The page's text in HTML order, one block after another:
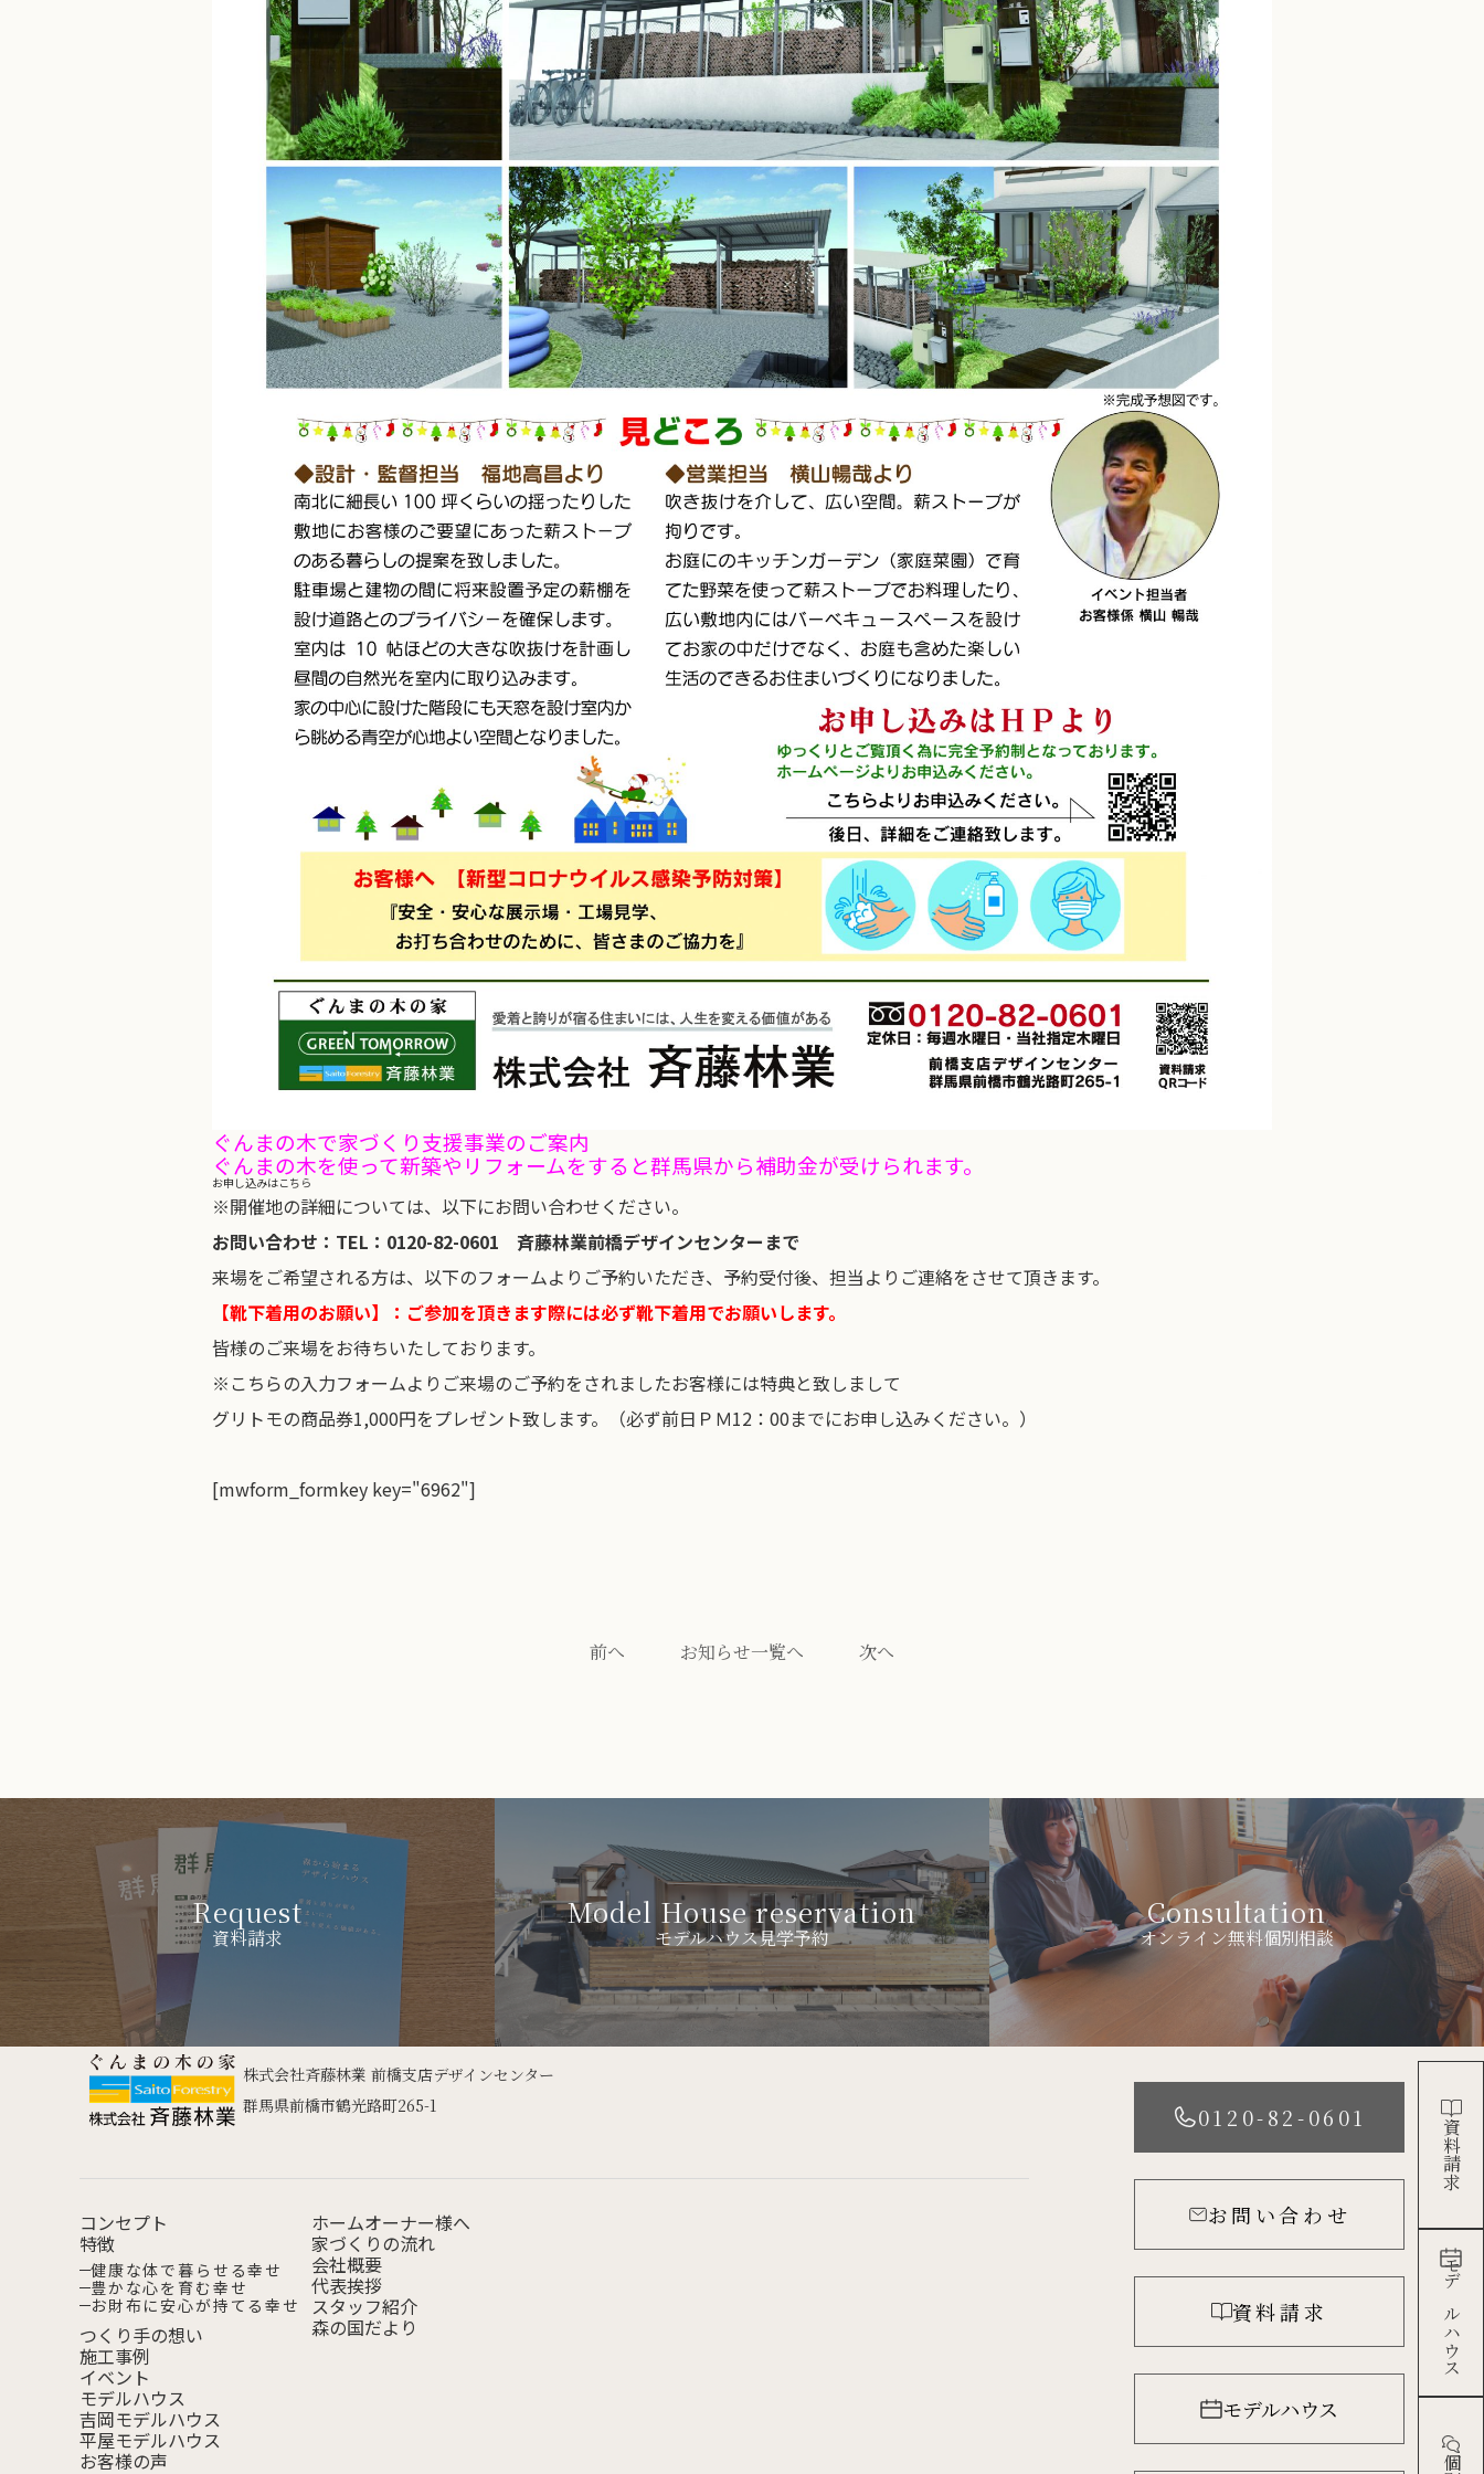
ぐんまの木で家づくり支援事業のご案内
ぐんまの木を使って新築やリフォームをすると群馬県から補助金が受けられます。
お申し込みはこちら
※開催地の詳細については、以下にお問い合わせください。
お問い合わせ：TEL：0120-82-0601 斉藤林業前橋デザインセンターまで
来場をご希望される方は、以下のフォームよりご予約いただき、予約受付後、担当よりご連絡をさせて頂きます。
【靴下着用のお願い】：ご参加を頂きます際には必ず靴下着用でお願いします。
皆様のご来場をお待ちいたしております。
※こちらの入力フォームよりご来場のご予約をされましたお客様には特典と致しまして
グリトモの商品券1,000円をプレゼント致します。（必ず前日ＰＭ12：00までにお申し込みください。）
[mwform_formkey key="6962"]
前へ お知らせ一覧へ 次へ
Request
資料請求
Model House reservation
モデルハウス見学予約
Consultation
オンライン無料個別相談
資料請求
モデルハウス
株式会社斉藤林業 前橋支店デザインセンター
群馬県前橋市鶴光路町265-1
コンセプト
特徴
健康な体で暮らせる幸せ
豊かな心を 育む幸せ
お財布に安心が持てる幸せ
つくり手の想い
施工事例
イベント
モデルハウス
吉岡モデルハウス
平屋モデルハウス
お客様の声
ホームオーナー様へ
家づくりの流れ
会社概要
代表挨拶
スタッフ紹介
森の国だより
0120-82-0601
お問い合わせ
資料請求
モデルハウス